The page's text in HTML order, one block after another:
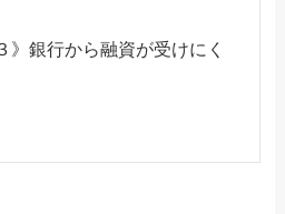
》銀行から融資が受けにく